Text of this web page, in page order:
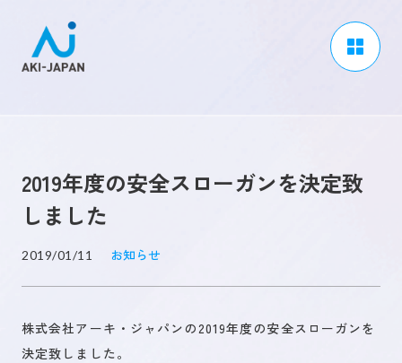
CSR / ダイバーシティ
採用情報
ブログ
2019年度の安全スローガンを決定致
しました
2019/01/11 お知らせ
株式会社アーキ・ジャパンの2019年度の安全スローガンを
決定致しました。